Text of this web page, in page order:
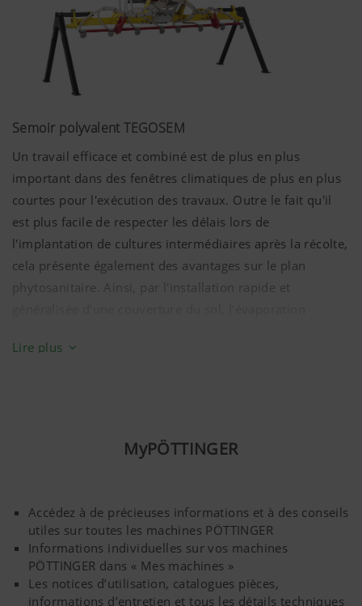
Semoir polyvalent TEGOSEM
Un travail efficace et combiné est de plus en plus
important dans des fenêtres climatiques de plus en plus
courtes pour l'exécution des travaux. Outre le fait qu'il
est plus facile de respecter les délais lors de
l'implantation de cultures intermédiaires après la récolte,
cela présente également des avantages sur le plan
phytosanitaire. Ainsi, par l'installation rapide et
excès dans le sol est absorbé par les plantes et protégé
réduisant le potentiel d'érosion.
cultures intermédiaires ou de microgranulés en un seul
passage. Grâce à la réalisation simultanée de plusieurs
opérations, le semoir permet de gagner du temps et de
l'argent, tout en réduisant les passages sur le sol et en
obtenant un résultat performant.
Lire plus
MyPÖTTINGER
Accédez à de précieuses informations et à des conseils
utiles sur toutes les machines PÖTTINGER
Informations individuelles sur vos machines
PÖTTINGER dans « Mes machines »
Les notices d’utilisation, catalogues pièces,
informations d’entretien et tous les détails techniques